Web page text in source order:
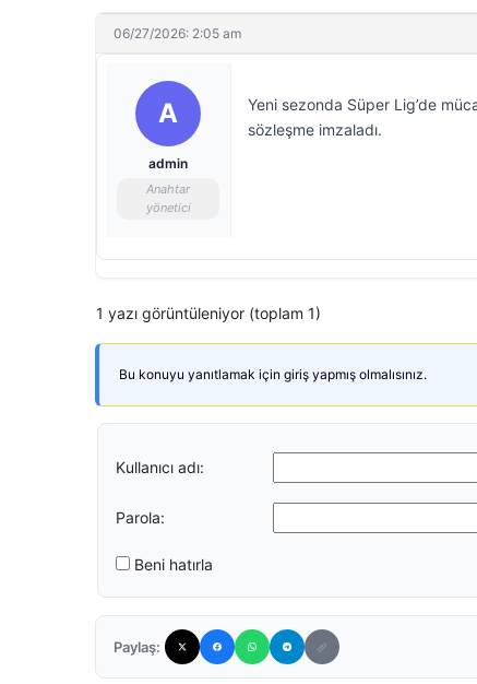
06/27/2026: 2:05 am
A
admin
Anahtar
yönetici
Yeni sezonda Süper Lig’de
sözleşme imzaladı.
1 yazı görüntüleniyor (toplam 1)
Bu konuyu yanıtlamak için giriş yapmış olmalısınız.
Kullanıcı adı:
Parola:
Beni hatırla
Paylaş: